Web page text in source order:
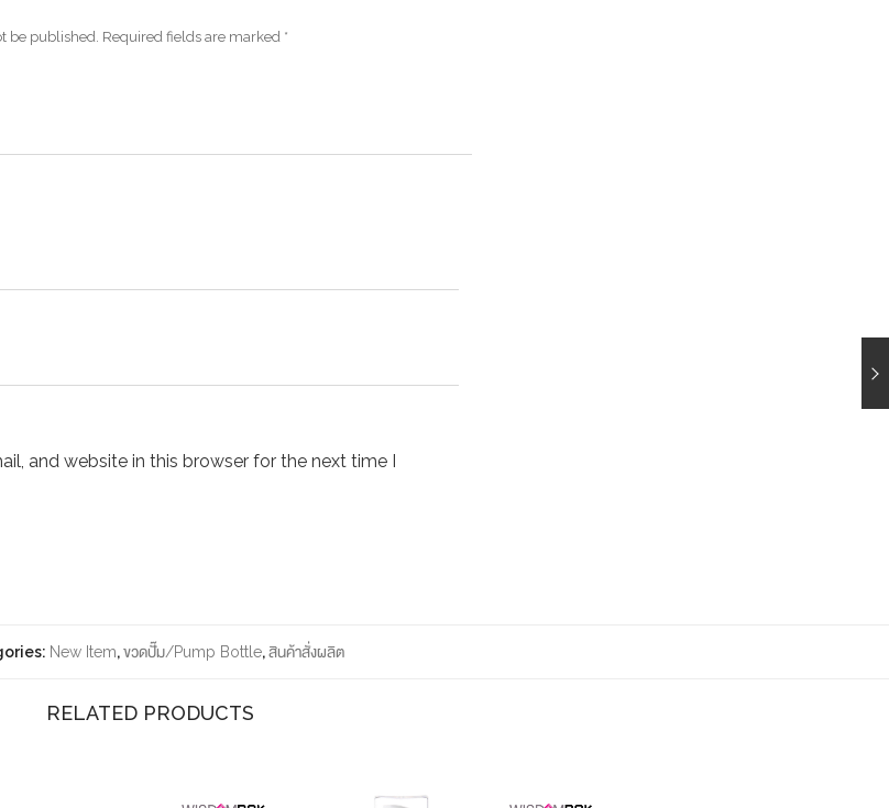
be published. Required fields are marked *
and website in this browser for the next time I
New Item,ขวดปั๊ม/Pump Bottle,สินค้าสั่งผลิต
RELATED PRODUCTS